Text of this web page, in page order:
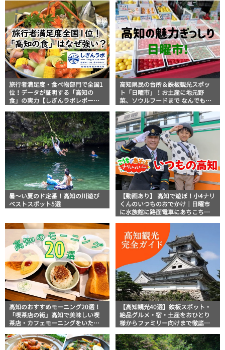
旅行者満足度・食べ物部門で全国1
位！データが証明する「高知の
食」の実力【しぎんラボレポー
高知県民の台所＆鉄板観光スポッ
ト「日曜市」！お土産に地元野
菜、ソウルフードまで なんでもそ
説！
暑～い夏のド定番！高知の川遊び
ベストスポット5選
【動画あり】 高知で遊ぼ！小4ナリ
くんのいつものおでかけ｜日曜市
に水族館に路面電車にあちこち巡
高知のおすすめモーニング20選！
「喫茶店の街」高知で美味しい喫
茶店・カフェモーニングをいただ
【高知観光40選】鉄板スポット・
絶品グルメ・宿・土産をおひとり
様からファミリー向けまで徹底解